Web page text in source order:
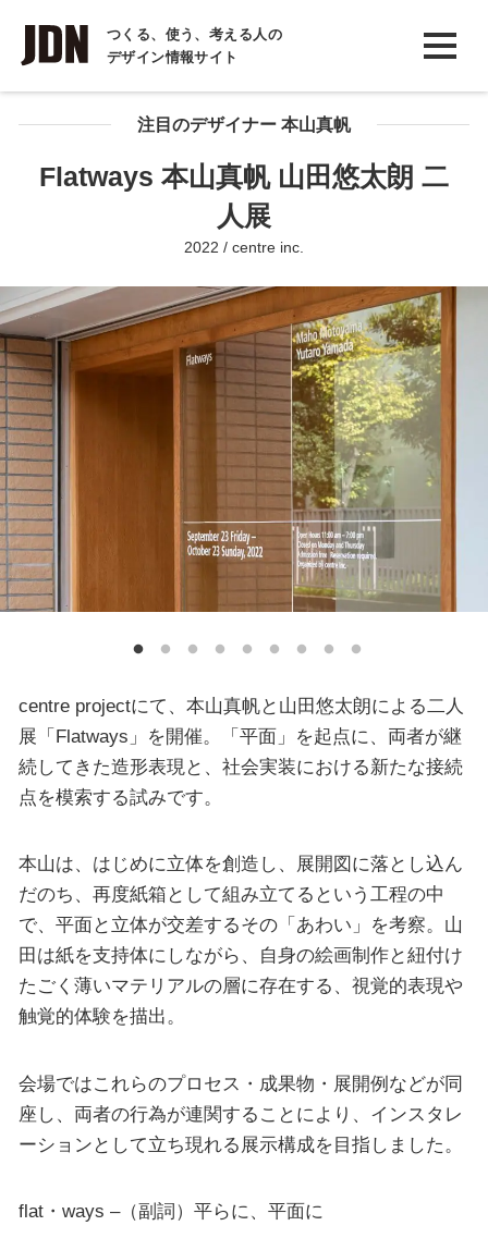
つくる、使う、考える人の
デザイン情報サイト
INTERVIEW
インタビュー
REPORT注目のデザイナー 本山真帆
Flatways 本山真帆 山田悠太朗 二
人展
2022 / centre inc.
centre projectにて、本山真帆と山田悠太朗による二人
展「Flatways」を開催。「平面」を起点に、両者が継
続してきた造形表現と、社会実装における新たな接続
点を模索する試みです。
本山は、はじめに立体を創造し、展開図に落とし込ん
だのち、再度紙箱として組み立てるという工程の中
で、平面と立体が交差するその「あわい」を考察。山
田は紙を支持体にしながら、自身の絵画制作と紐付け
たごく薄いマテリアルの層に存在する、視覚的表現や
触覚的体験を描出。
会場ではこれらのプロセス・成果物・展開例などが同
座し、両者の行為が連関することにより、インスタレ
ーションとして立ち現れる展示構成を目指しました。
flat・ways –（副詞）平らに、平面に